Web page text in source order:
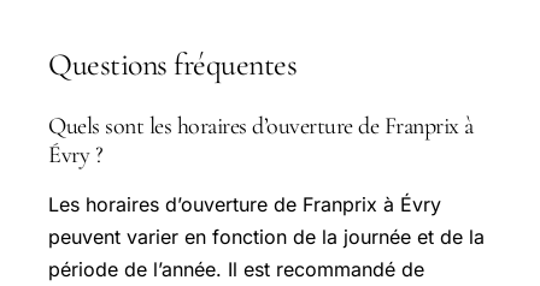
Questions fréquentes
Quels sont les horaires d’ouverture de Franprix à
Évry ?
Les horaires d’ouverture de Franprix à Évry
peuvent varier en fonction de la journée et de la
période de l’année. Il est recommandé de